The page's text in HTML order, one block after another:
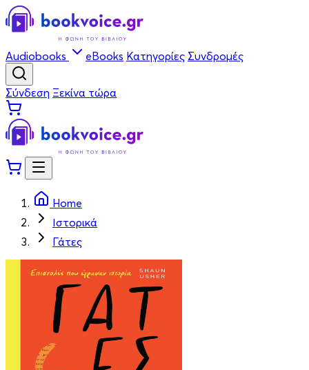
Audiobooks eBooks Κατηγορίες Συνδρομές
Σύνδεση Ξεκίνα τώρα
Home
Ιστορικά
Γάτες